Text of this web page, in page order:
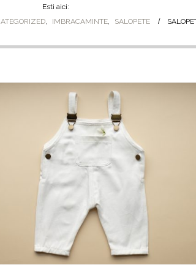
Esti aici:
, IMBRACAMINTE, SALOPETE